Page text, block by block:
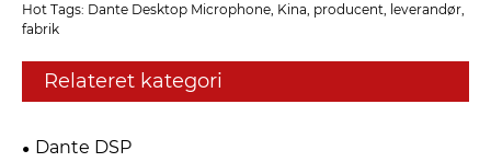
Hot Tags: Dante Desktop Microphone, Kina, producent, leverandør,
fabrik
Relateret kategori
Dante DSP